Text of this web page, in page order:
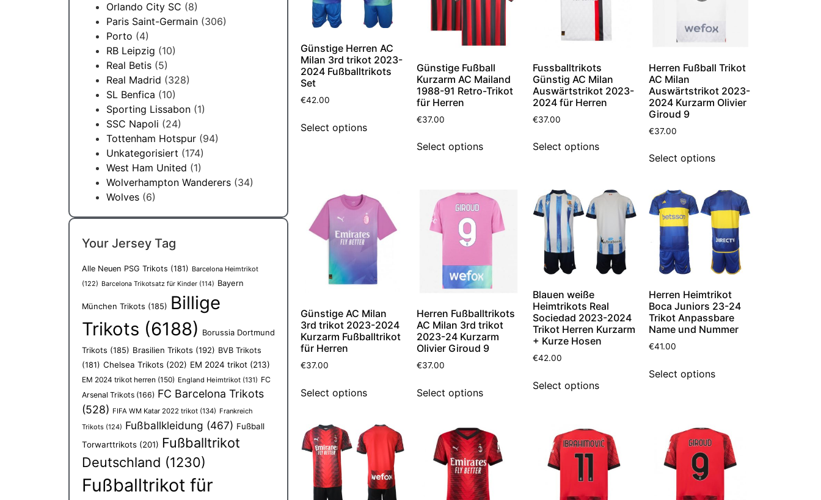
Orlando City SC (8)
Paris Saint-Germain (306)
Porto (4)
RB Leipzig (10)
Real Betis (5)
Real Madrid (328)
SL Benfica (10)
Sporting Lissabon (1)
SSC Napoli (24)
Tottenham Hotspur (94)
Unkategorisiert (174)
West Ham United (1)
Wolverhampton Wanderers (34)
Wolves (6)
Your Jersey Tag
Alle Neuen PSG Trikots (181) Barcelona Heimtrikot
(122) Barcelona Trikotsatz für Kinder (114) Bayern
München Trikots (185) Billige
Trikots (6188) Borussia Dortmund
Trikots (185) Brasilien Trikots (192) BVB Trikots
(181) Chelsea Trikots (202) EM 2024 trikot (213)
EM 2024 trikot herren (150) England Heimtrikot (131) FC
Arsenal Trikots (166) FC Barcelona Trikots
(528) FIFA WM Katar 2022 trikot (134) Frankreich
Trikots (124) Fußballkleidung (467) Fußball
Torwarttrikots (201) Fußballtrikot
Deutschland (1230)
Fußballtrikot für
Günstige Herren AC
Milan 3rd trikot 2023-
2024 Fußballtrikots
Set
€42.00
Select options
Günstige Fußball
Kurzarm AC Mailand
1988-91 Retro-Trikot
für Herren
€37.00
Select options
Fussballtrikots
Günstig AC Milan
Auswärtstrikot 2023-
2024 für Herren
€37.00
Select options
Herren Fußball Trikot
AC Milan
Auswärtstrikot 2023-
2024 Kurzarm Olivier
Giroud 9
€37.00
Select options
Günstige AC Milan
3rd trikot 2023-2024
Kurzarm Fußballtrikot
für Herren
€37.00
Select options
Herren Fußballtrikots
AC Milan 3rd trikot
2023-24 Kurzarm
Olivier Giroud 9
€37.00
Select options
Blauen weiße
Heimtrikots Real
Sociedad 2023-2024
Trikot Herren Kurzarm
+ Kurze Hosen
€42.00
Select options
Herren Heimtrikot
Boca Juniors 23-24
Trikot Anpassbare
Name und Nummer
€41.00
Select options